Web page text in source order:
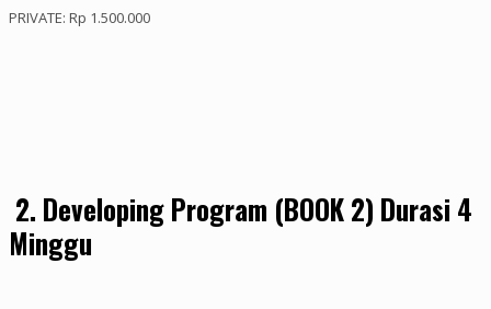
PRIVATE: Rp 1.500.000
2. Developing Program (BOOK 2) Durasi 4
Minggu